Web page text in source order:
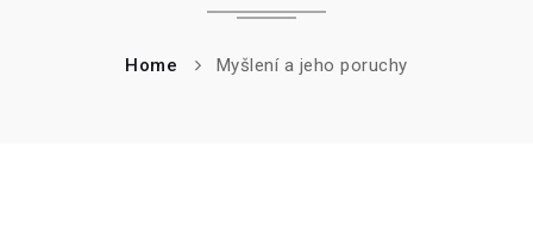
Home Myšlení a jeho poruchy